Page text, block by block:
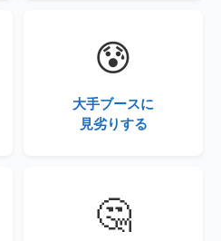
😰
大手ブースに
見劣りする
🤔